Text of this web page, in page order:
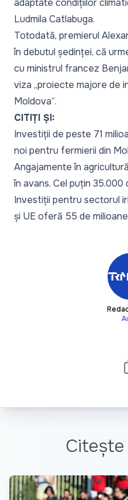
Ludmila Catlabuga.
Totodată, premierul
în debutul ședinței, că
cu ministrul francez
viza „proiecte majore de
Moldova”.
CITIȚI ȘI:
Investiții de peste 71
noi pentru fermierii din
Angajamente în
în avans. Cel puțin
Investiții pentru sectorul
și UE oferă 55 de
Citește